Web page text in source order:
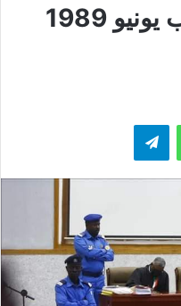
محكمة مدبري انقلاب يونيو 1989
واتساب تيلقرام